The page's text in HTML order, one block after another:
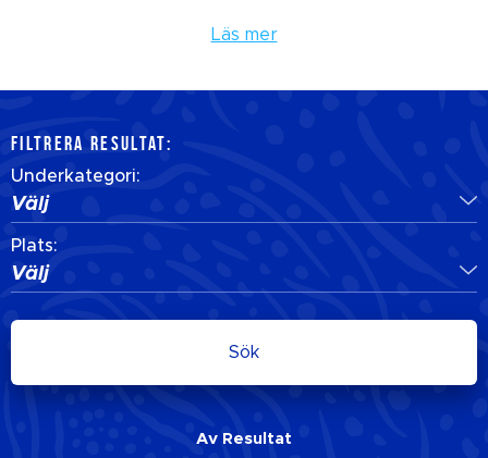
Läs mer
FILTRERA RESULTAT:
Underkategori:
Välj
Plats:
Välj
Sök
Av Resultat